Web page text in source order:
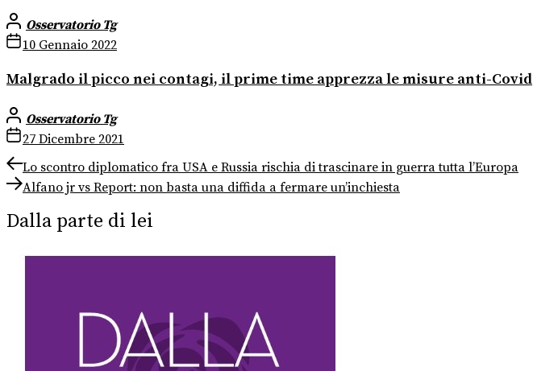
Osservatorio Tg
10 Gennaio 2022
Malgrado il picco nei contagi, il prime time apprezza le misure anti-Covid
Osservatorio Tg
27 Dicembre 2021
Navigazione
articoli
Previous
post:
Lo scontro diplomatico fra USA e Russia rischia di trascinare in guerra tutta l’Europa
Next
post:
Alfano jr vs Report: non basta una diffida a fermare un’inchiesta
Dalla parte di lei